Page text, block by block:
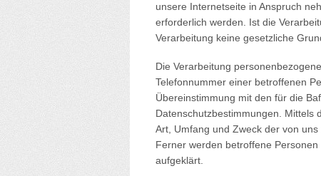
unsere Internetseite in Anspruch
erforderlich werden. Ist die
Verarbeitung keine gesetzliche
Die Verarbeitung
Telefonnummer einer betroffenen
Übereinstimmung mit den für die
Datenschutzbestimmungen. Mittels
Art, Umfang und Zweck der von
Ferner werden betroffene
aufgeklärt.